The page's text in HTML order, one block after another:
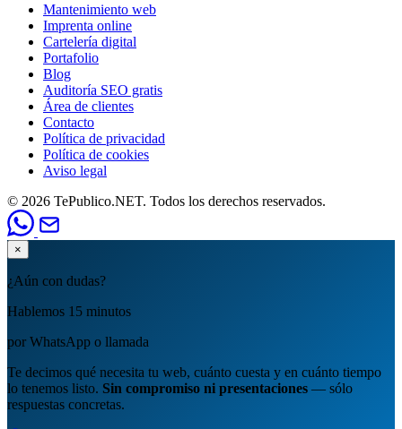
Mantenimiento web
Imprenta online
Cartelería digital
Portafolio
Blog
Auditoría SEO gratis
Área de clientes
Contacto
Política de privacidad
Política de cookies
Aviso legal
© 2026 TePublico.NET. Todos los derechos reservados.
×
¿Aún con dudas?
Hablemos 15 minutos
por WhatsApp o llamada
Te decimos qué necesita tu web, cuánto cuesta y en cuánto tiempo
lo tenemos listo. Sin compromiso ni presentaciones — sólo
respuestas concretas.